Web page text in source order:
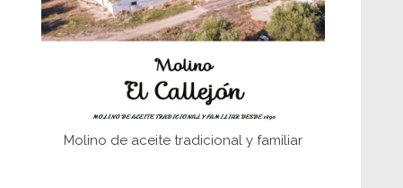
Juntar las letras. La alfabetización en el
campo: del afán de saber a la
Historia y vivencias del poblado de Los
Molino de aceite tradicional y familiar